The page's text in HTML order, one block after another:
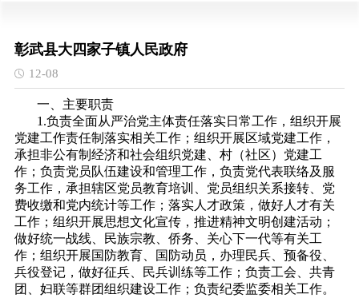
彰武县大四家子镇人民政府
12-08
一、主要职责
1.负责全面从严治党主体责任落实日常工作，组织开展
党建工作责任制落实相关工作；组织开展区域党建工作，
承担非公有制经济和社会组织党建、村（社区）党建工
作；负责党员队伍建设和管理工作，负责党代表联络及服
务工作，承担辖区党员教育培训、党员组织关系接转、党
费收缴和党内统计等工作；落实人才政策，做好人才有关
工作；组织开展思想文化宣传，推进精神文明创建活动；
做好统一战线、民族宗教、侨务、关心下一代等有关工
作；组织开展国防教育、国防动员，办理民兵、预备役、
兵役登记，做好征兵、民兵训练等工作；负责工会、共青
团、妇联等群团组织建设工作；负责纪委监委相关工作。